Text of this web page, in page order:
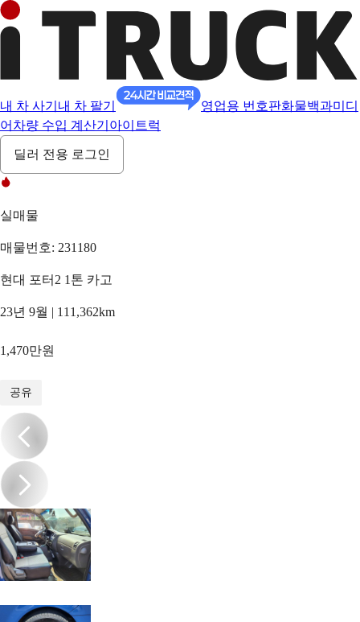
내 차 사기 내 차 팔기 영업용 번호판화물백과미디
어 차량 수입 계산기 아이트럭
딜러 전용 로그인
실매물
매물번호: 231180
현대 포터2 1톤 카고
23년 9월 | 111,362km
1,470만원
공유
/17